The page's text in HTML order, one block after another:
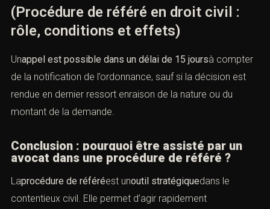
(Procédure de référé en droit civil :
rôle, conditions et effets)
Unappel est possible dans un délai de 15 joursà compter
de la notification de l’ordonnance, sauf si la décision est
rendue en dernier ressort enraison de la nature ou du
montant de la demande.
Conclusion : pourquoi être assisté par un
avocat dans une procédure de référé ?
Laprocédure de référéest unoutil stratégiquedans le
contentieux civil. Elle permet d’agir rapidement